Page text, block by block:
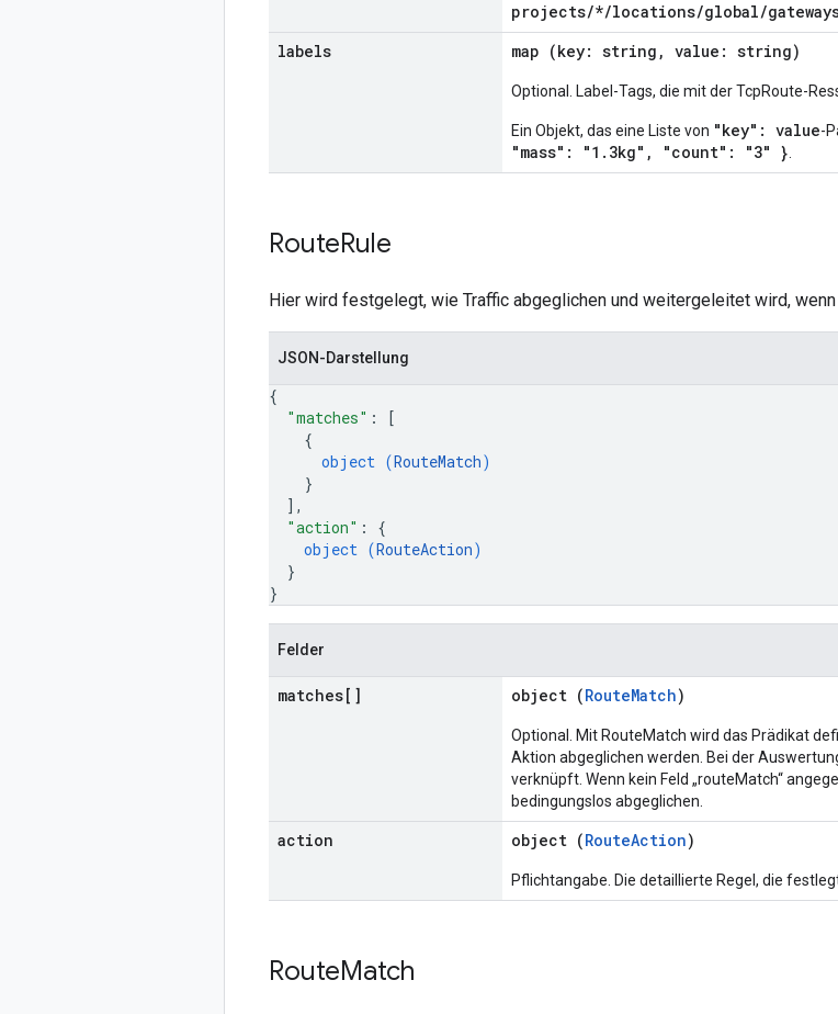
projects/*/locations/global/gateways/
labels
map (key: string, value: string)
Optional. Label-Tags, die mit der TcpRoute-
Ein Objekt, das eine Liste von "key": value-
"mass": "1.3kg", "count": "3" }
RouteRule
Hier wird festgelegt, wie Traffic abgeglichen und weitergeleitet wird,
JSON-Darstellung
{
"matches" :
[
{
object (RouteMatch)
}
] ,
"action" : {
object (RouteAction)
}
}
Felder
matches[] object (RouteMatch)
Optional. Mit RouteMatch wird das Prädikat
Aktion abgeglichen werden. Bei der
verknüpft. Wenn kein Feld „routeMatch“
bedingungslos abgeglichen.
action object (RouteAction)
Pflichtangabe. Die detaillierte Regel, die
RouteMatch